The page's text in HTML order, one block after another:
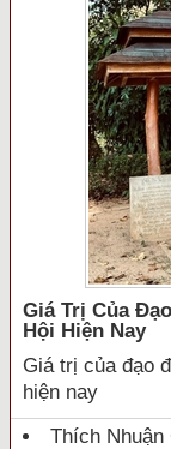
Giá Trị Của
Hội Hiện Nay
Giá trị của đạo
hiện nay
Thích Nhuận